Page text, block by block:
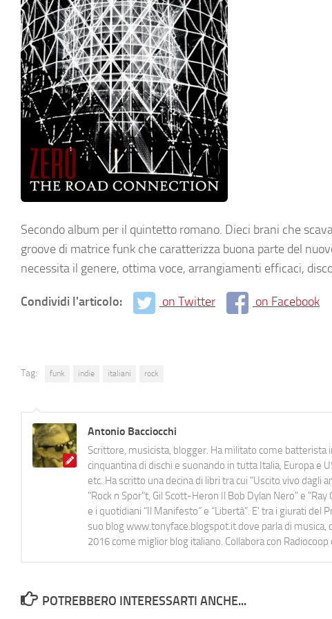
Secondo album per il quintetto romano. Dieci brani che
groove di matrice funk che caratterizza buona parte del
necessita il genere, ottima voce, arrangiamenti efficaci,
Condividi l'articolo: on Twitter on Facebook
Tag: funk indie italiani rock
Antonio Bacciocchi
Scrittore, musicista, blogger. Ha militato come batterista
cinquantina di dischi e suonando in tutta Italia, Europa e
etc. Ha scritto una decina di libri tra cui "Uscito vivo dagli
"Rock n Spor"t, Gil Scott-Heron Il Bob Dylan Nero" e
e i quotidiani “Il Manifesto” e “Libertà”. E' tra i giurati
suo blog www.tonyface.blogspot.it dove parla di
2016 come miglior blog italiano. Collabora con Radiocoop
POTREBBERO INTERESSARTI ANCHE...